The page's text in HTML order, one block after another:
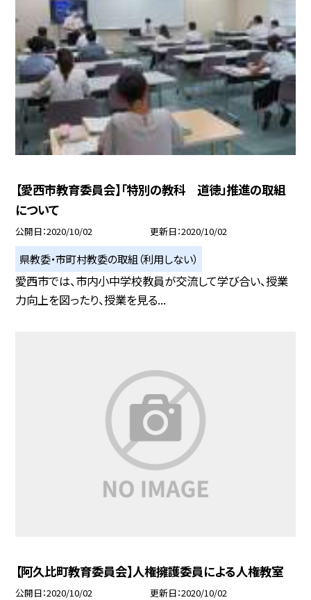
【愛西市教育委員会】「特別の教科 道徳」推進の取組
について
公開日 2020/10/02 更新日 2020/10/02
県教委・市町村教委の取組（利用しない）
愛西市では、市内小中学校教員が交流して学び合い、授業
力向上を図ったり、授業を見る...
【阿久比町教育委員会】人権擁護委員による人権教室
公開日 2020/10/02 更新日 2020/10/02